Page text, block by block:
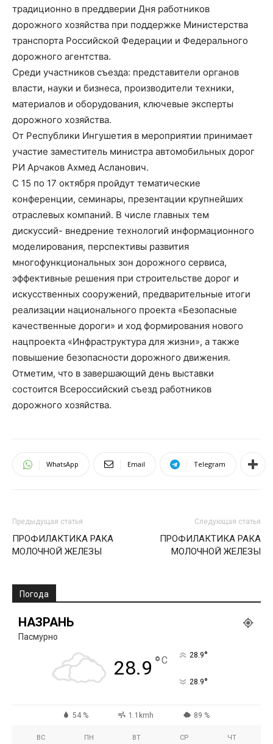
традиционно в преддверии Дня работников
дорожного хозяйства при поддержке Министерства
транспорта Российской Федерации и Федерального
дорожного агентства.
Среди участников съезда: представители органов
власти, науки и бизнеса, производители техники,
материалов и оборудования, ключевые эксперты
дорожного хозяйства.
От Республики Ингушетия в мероприятии принимает
участие заместитель министра автомобильных дорог
РИ Арчаков Ахмед Асланович.
С 15 по 17 октября пройдут тематические
конференции, семинары, презентации крупнейших
отраслевых компаний. В числе главных тем
дискуссий- внедрение технологий информационного
моделирования, перспективы развития
многофункциональных зон дорожного сервиса,
эффективные решения при строительстве дорог и
искусственных сооружений, предварительные итоги
реализации национального проекта «Безопасные
качественные дороги» и ход формирования нового
нацпроекта «Инфраструктура для жизни», а также
повышение безопасности дорожного движения.
Отметим, что в завершающий день выставки
состоится Всероссийский съезд работников
дорожного хозяйства.
WhatsApp Email Telegram
Предыдущая статья
ПРОФИЛАКТИКА РАКА
МОЛОЧНОЙ ЖЕЛЕЗЫ
Следующая статья
ПРОФИЛАКТИКА РАКА
МОЛОЧНОЙ ЖЕЛЕЗЫ
Погода
НАЗРАНЬ
Пасмурно
28.9 °C 28.9°
28.9°
54 % 1.1kmh 89 %
ВС ПН ВТ СР ЧТ